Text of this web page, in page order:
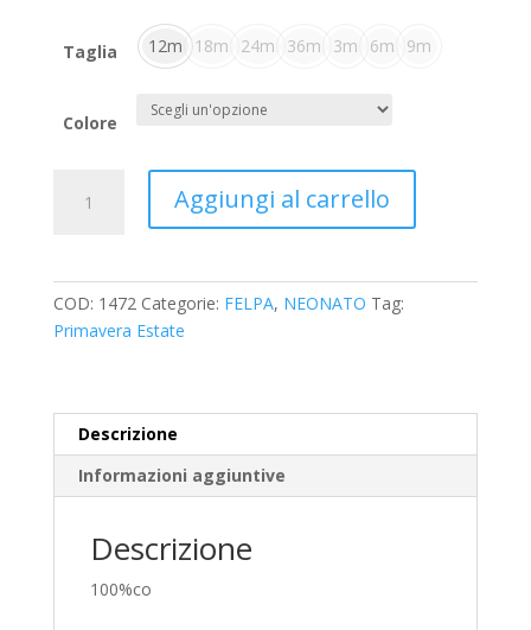
Taglia 12m 18m 24m 36m 3m 6m 9m
Colore
cappuccio
Aggiungi al carrello
COD: 1472 Categorie: FELPA, NEONATO Tag:
Primavera Estate
Descrizione
Informazioni aggiuntive
Descrizione
100%co